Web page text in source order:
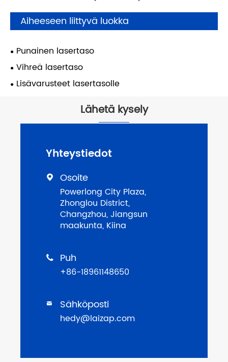
Aiheeseen liittyvä luokka
Punainen lasertaso
Vihreä lasertaso
Lisävarusteet lasertasolle
Lähetä kysely
Yhteystiedot
 Osoite
Powerlong City Plaza,
Zhonglou District,
Changzhou, Jiangsun
maakunta, Kiina
 Puh
+86-18961148650
 Sähköposti
hedy@laizap.com